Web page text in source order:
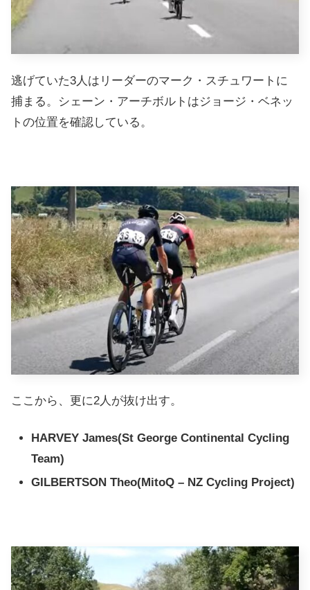
逃げていた3人はリーダーのマーク・スチュワートに
捕まる。シェーン・アーチボルトはジョージ・ベネッ
トの位置を確認している。
ここから、更に2人が抜け出す。
HARVEY James(St George Continental Cycling
Team)
GILBERTSON Theo(MitoQ – NZ Cycling Project)